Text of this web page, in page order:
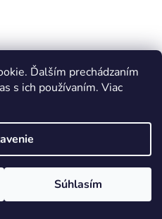
Ďalším prechádzaním
s ich používaním. Viac
Súhlasím